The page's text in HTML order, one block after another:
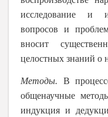
исследование и
вопросов и
вносит
целостных знаний о
Методы. В
общенаучные
индукция и